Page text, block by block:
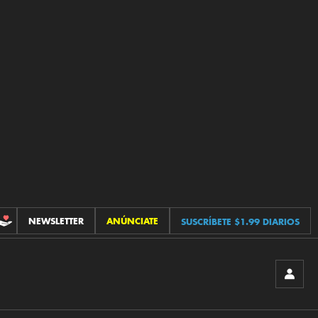
CONTRIBUCIONES
NEWSLETTER ANÚNCIATE SUSCRÍBETE $1.99 DIARIOS